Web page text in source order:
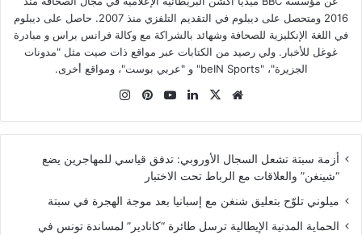
2016 ومتحصل على ديبلوم في التقديم التلفزي منذ 2007. حاصل على ديبلوم
في اللغة الإنكليزية للصحافة وشهائد بالشراكة مع وكالة فرانس براس و مبادرة
غوغل للأخبار. ولي رصيد من الكتابات عبر مواقع ذات صيت مثل "مدونات
الجزيرة"، "beIN Sports" و "عربي بوست"، ومواقع أخرى.
موقع
‫X لينكدإن‫YouTubeبينتيريست
أزمة سبتة تشعل السجال الأوروبي: تدفق قياسي للمهاجرين يضع
“شينغن” والعلاقات مع الرباط تحت الاختبار
ميلوني تلوّح بتعليق شنغن مع إسبانيا بعد موجة الهجرة في سبتة
الحماية المدنية الإيطالية ترسل طائرة “كانادير” لمساندة تونس في